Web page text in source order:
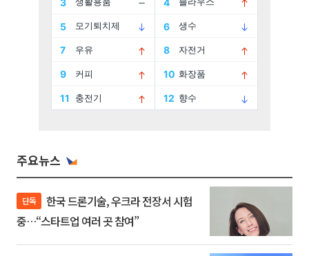
주요뉴스
단독
중…“스타트업 여러 곳 참여”